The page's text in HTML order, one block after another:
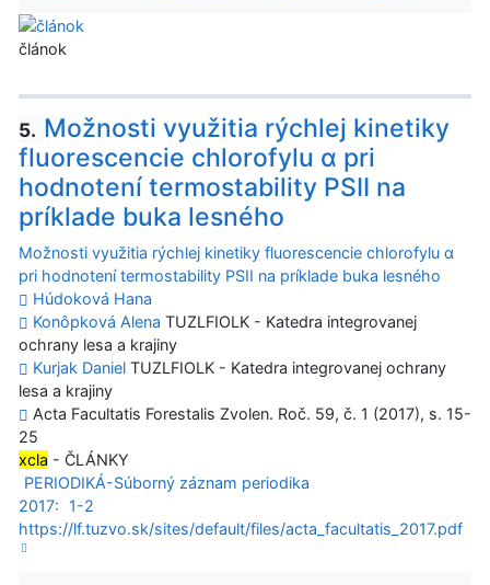
článok
5. Možnosti využitia rýchlej kinetiky
fluorescencie chlorofylu α pri
hodnotení termostability PSII na
príklade buka lesného
Možnosti využitia rýchlej kinetiky fluorescencie chlorofylu α
pri hodnotení termostability PSII na príklade buka lesného
Húdoková Hana
Konôpková Alena TUZLFIOLK - Katedra integrovanej
ochrany lesa a krajiny
Kurjak Daniel TUZLFIOLK - Katedra integrovanej ochrany
lesa a krajiny
Acta Facultatis Forestalis Zvolen. Roč. 59, č. 1 (2017), s. 15-
25
xcla - ČLÁNKY
PERIODIKÁ-Súborný záznam periodika
2017:
1-2
https://lf.tuzvo.sk/sites/default/files/acta_facultatis_2017.pdf